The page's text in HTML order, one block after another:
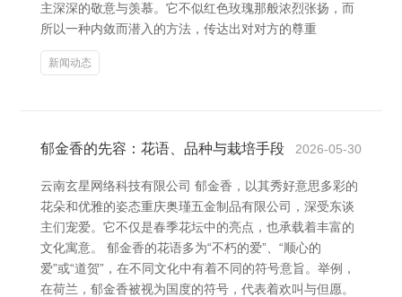
主深深的敬意与羡慕。它不似红色玫瑰那般浓烈张扬，而
所以一种内敛而潜入的方法，传达出对对方的尊重
新闻动态
郁金香的先容：花语、品种与栽培手段 2026-05-30
云南玄星网络科技有限公司 郁金香，以其秀好意思多彩的
花朵和优雅的姿态重庆奥瑾五金制品有限公司，深受东谈
主们宠爱。它不仅是春季花坛中的亮点，也承载着丰富的
文化寓意。 郁金香的花语多为“不朽的爱”、“顺心的
爱”或“道贺”，在不同文化中有着不同的符号意旨。举例，
在荷兰，郁金香被视为国度的符号，代表着欢叫与但愿。